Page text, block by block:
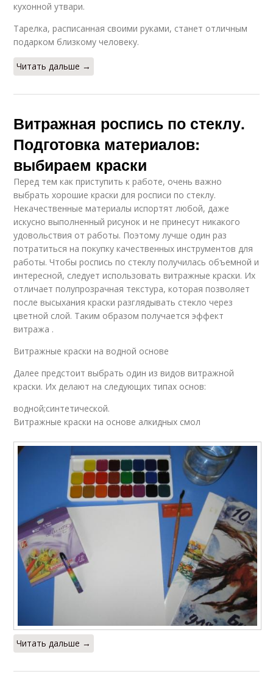
кухонной утвари.
Тарелка, расписанная своими руками, станет отличным
подарком близкому человеку.
Читать дальше →
Витражная роспись по стеклу.
Подготовка материалов:
выбираем краски
Перед тем как приступить к работе, очень важно
выбрать хорошие краски для росписи по стеклу.
Некачественные материалы испортят любой, даже
искусно выполненный рисунок и не принесут никакого
удовольствия от работы. Поэтому лучше один раз
потратиться на покупку качественных инструментов для
работы. Чтобы роспись по стеклу получилась объемной и
интересной, следует использовать витражные краски. Их
отличает полупрозрачная текстура, которая позволяет
после высыхания краски разглядывать стекло через
цветной слой. Таким образом получается эффект
витража .
Витражные краски на водной основе
Далее предстоит выбрать один из видов витражной
краски. Их делают на следующих типах основ:
водной;синтетической.
Витражные краски на основе алкидных смол
Читать дальше →